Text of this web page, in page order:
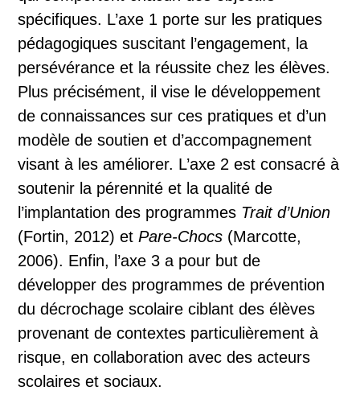
spécifiques. L’axe 1 porte sur les pratiques
pédagogiques suscitant l’engagement, la
persévérance et la réussite chez les élèves.
Plus précisément, il vise le développement
de connaissances sur ces pratiques et d’un
modèle de soutien et d’accompagnement
visant à les améliorer. L’axe 2 est consacré à
soutenir la pérennité et la qualité de
l’implantation des programmes Trait d’Union
(Fortin, 2012) et Pare-Chocs (Marcotte,
2006). Enfin, l’axe 3 a pour but de
développer des programmes de prévention
du décrochage scolaire ciblant des élèves
provenant de contextes particulièrement à
risque, en collaboration avec des acteurs
scolaires et sociaux.